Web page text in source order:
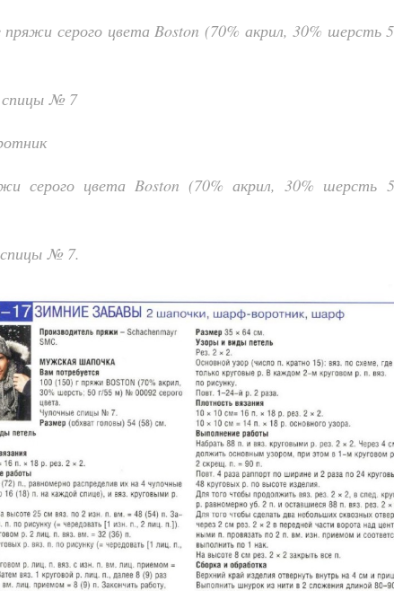
пряжи серого цвета Boston (70% акрил, 30% шерсть
спицы № 7
серого цвета Boston (70% акрил, 30% шерсть
№ 7.